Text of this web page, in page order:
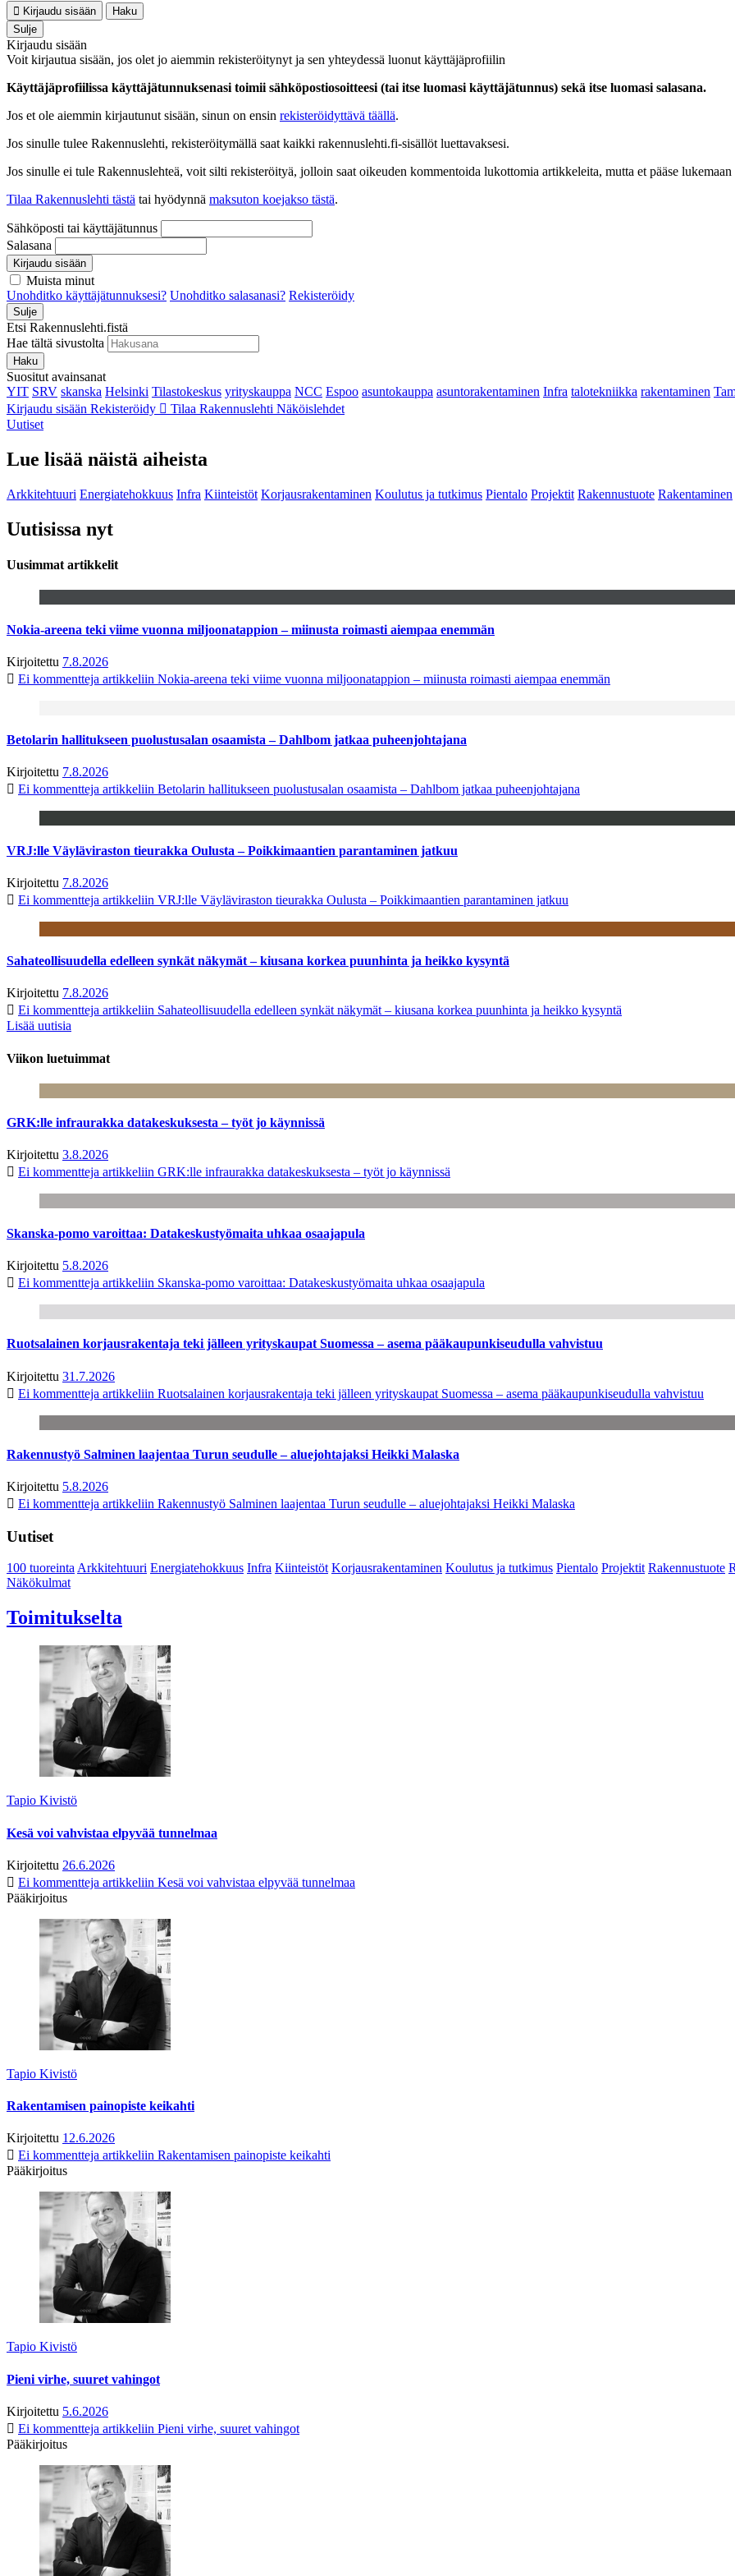
Kirjaudu sisään
Haku
Sulje
Kirjaudu sisään
Voit kirjautua sisään, jos olet jo aiemmin rekisteröitynyt ja sen yhteydessä luonut käyttäjäprofiilin
Käyttäjäprofiilissa käyttäjätunnuksenasi toimii sähköpostiosoitteesi (tai itse luomasi käyttäjätunnus) sekä itse luomasi salasana.
Jos et ole aiemmin kirjautunut sisään, sinun on ensin rekisteröidyttävä täällä.
Jos sinulle tulee Rakennuslehti, rekisteröitymällä saat kaikki rakennuslehti.fi-sisällöt luettavaksesi.
Jos sinulle ei tule Rakennuslehteä, voit silti rekisteröityä, jolloin saat oikeuden kommentoida lukottomia artikkeleita, mutta et pääse
Tilaa Rakennuslehti tästä tai hyödynnä maksuton koejakso tästä.
Sähköposti tai käyttäjätunnus
Salasana
Kirjaudu sisään
Muista minut
Unohditko käyttäjätunnuksesi? Unohditko salasanasi? Rekisteröidy
Sulje
Etsi Rakennuslehti.fistä
Hae tältä sivustolta
Haku
Suositut avainsanat
YIT SRV skanska Helsinki Tilastokeskus yrityskauppa NCC Espoo asuntokauppa asuntorakentaminen Infra talotekniikka rakentaminen
Kirjaudu sisään Rekisteröidy Tilaa Rakennuslehti Näköislehdet
Uutiset
Lue lisää näistä aiheista
Arkkitehtuuri Energiatehokkuus Infra Kiinteistöt Korjausrakentaminen Koulutus ja tutkimus Pientalo Projektit Rakennustuote Rakentaminen
Uutisissa nyt
Uusimmat artikkelit
Nokia-areena teki viime vuonna miljoonatappion – miinusta roimasti aiempaa enemmän
Kirjoitettu 7.8.2026
Ei kommentteja artikkeliin Nokia-areena teki viime vuonna miljoonatappion – miinusta roimasti aiempaa enemmän
Betolarin hallitukseen puolustusalan osaamista – Dahlbom jatkaa puheenjohtajana
Kirjoitettu 7.8.2026
Ei kommentteja artikkeliin Betolarin hallitukseen puolustusalan osaamista – Dahlbom jatkaa puheenjohtajana
VRJ:lle Väyläviraston tieurakka Oulusta – Poikkimaantien parantaminen jatkuu
Kirjoitettu 7.8.2026
Ei kommentteja artikkeliin VRJ:lle Väyläviraston tieurakka Oulusta – Poikkimaantien parantaminen jatkuu
Sahateollisuudella edelleen synkät näkymät – kiusana korkea puunhinta ja heikko kysyntä
Kirjoitettu 7.8.2026
Ei kommentteja artikkeliin Sahateollisuudella edelleen synkät näkymät – kiusana korkea puunhinta ja heikko kysyntä
Lisää uutisia
Viikon luetuimmat
GRK:lle infraurakka datakeskuksesta – työt jo käynnissä
Kirjoitettu 3.8.2026
Ei kommentteja artikkeliin GRK:lle infraurakka datakeskuksesta – työt jo käynnissä
Skanska-pomo varoittaa: Datakeskustyömaita uhkaa osaajapula
Kirjoitettu 5.8.2026
Ei kommentteja artikkeliin Skanska-pomo varoittaa: Datakeskustyömaita uhkaa osaajapula
Ruotsalainen korjausrakentaja teki jälleen yrityskaupat Suomessa – asema pääkaupunkiseudulla vahvistuu
Kirjoitettu 31.7.2026
Ei kommentteja artikkeliin Ruotsalainen korjausrakentaja teki jälleen yrityskaupat Suomessa – asema pääkaupunkiseudulla vahvistuu
Rakennustyö Salminen laajentaa Turun seudulle – aluejohtajaksi Heikki Malaska
Kirjoitettu 5.8.2026
Ei kommentteja artikkeliin Rakennustyö Salminen laajentaa Turun seudulle – aluejohtajaksi Heikki Malaska
Uutiset
100 tuoreintaArkkitehtuuri Energiatehokkuus Infra Kiinteistöt Korjausrakentaminen Koulutus ja tutkimus Pientalo Projektit Rakennustuote
Näkökulmat
Toimitukselta
Tapio Kivistö
Kesä voi vahvistaa elpyvää tunnelmaa
Kirjoitettu 26.6.2026
Ei kommentteja artikkeliin Kesä voi vahvistaa elpyvää tunnelmaa
Pääkirjoitus
Tapio Kivistö
Rakentamisen painopiste keikahti
Kirjoitettu 12.6.2026
Ei kommentteja artikkeliin Rakentamisen painopiste keikahti
Pääkirjoitus
Tapio Kivistö
Pieni virhe, suuret vahingot
Kirjoitettu 5.6.2026
Ei kommentteja artikkeliin Pieni virhe, suuret vahingot
Pääkirjoitus